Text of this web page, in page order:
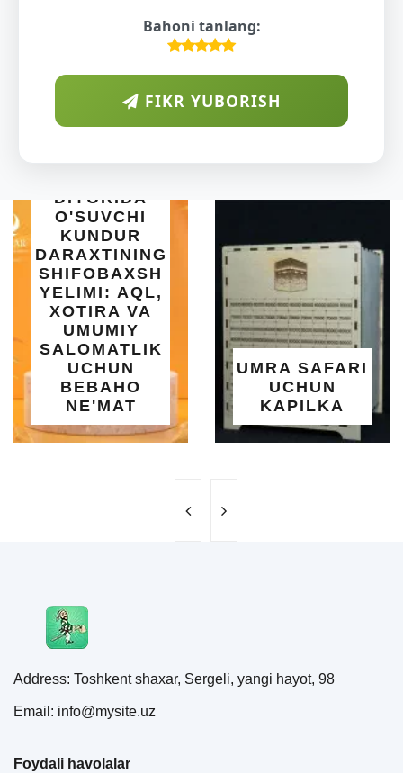
Bahoni tanlang:
FIKR YUBORISH
AQL,
VA
UMRA SAFARI
UCHUN
KAPILKA
|
Address: Toshkent shaxar, Sergeli, yangi hayot, 98
Email: info@mysite.uz
Foydali havolalar